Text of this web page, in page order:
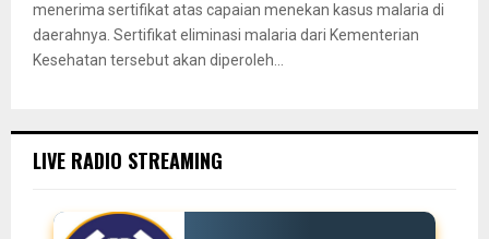
menerima sertifikat atas capaian menekan kasus malaria di
daerahnya. Sertifikat eliminasi malaria dari Kementerian
Kesehatan tersebut akan diperoleh...
LIVE RADIO STREAMING